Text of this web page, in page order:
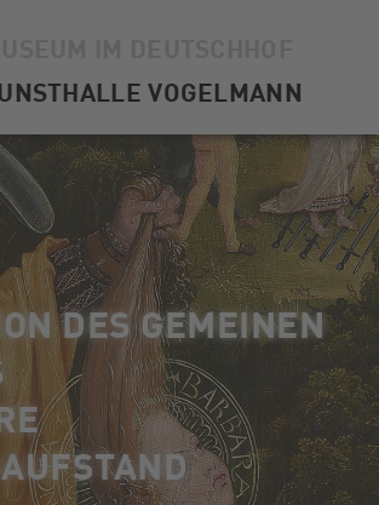
VOGELMANN
DES GEMEINEN